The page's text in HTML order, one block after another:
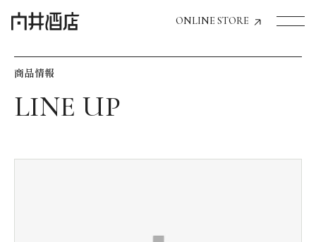
ONLINE STORE
飲食店経営のお客様
商品情報